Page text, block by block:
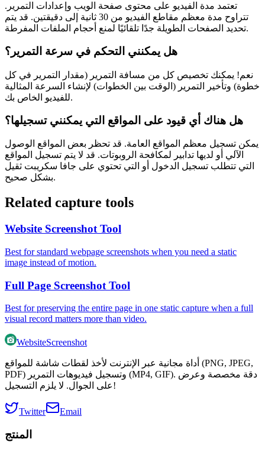
تعتمد مدة الفيديو على محتوى صفحة الويب وإعدادات التمرير.
تتراوح مدة معظم مقاطع الفيديو من 30 ثانية إلى دقيقتين. قد يتم
تحديد الصفحات الطويلة جدًا تلقائيًا لمنع أحجام الملفات المفرطة.
هل يمكنني التحكم في سرعة التمرير؟
نعم! يمكنك تخصيص كل من مسافة التمرير (مقدار التمرير في كل
خطوة) وتأخير التمرير (الوقت بين الخطوات) لإنشاء السرعة المثالية
للفيديو الخاص بك.
هل هناك أي قيود على المواقع التي يمكنني تسجيلها؟
يمكن تسجيل معظم المواقع العامة. قد تحظر بعض المواقع الوصول
الآلي أو لديها تدابير لمكافحة الروبوتات. قد لا يتم تسجيل المواقع
التي تتطلب تسجيل الدخول أو التي تحتوي على جافا سكريبت ثقيل
بشكل صحيح.
Related capture tools
Website Screenshot Tool
Best for standard webpage screenshots when you need a static
image instead of motion.
Full Page Screenshot Tool
Best for preserving the entire page in one static capture when a full
visual record matters more than video.
WebsiteScreenshot
أداة مجانية عبر الإنترنت لأخذ لقطات شاشة للمواقع (PNG, JPEG,
PDF) وتسجيل فيديوهات التمرير (MP4, GIF). دقة مخصصة وعرض
على الجوال. لا يلزم التسجيل!
Twitter Email
المنتج